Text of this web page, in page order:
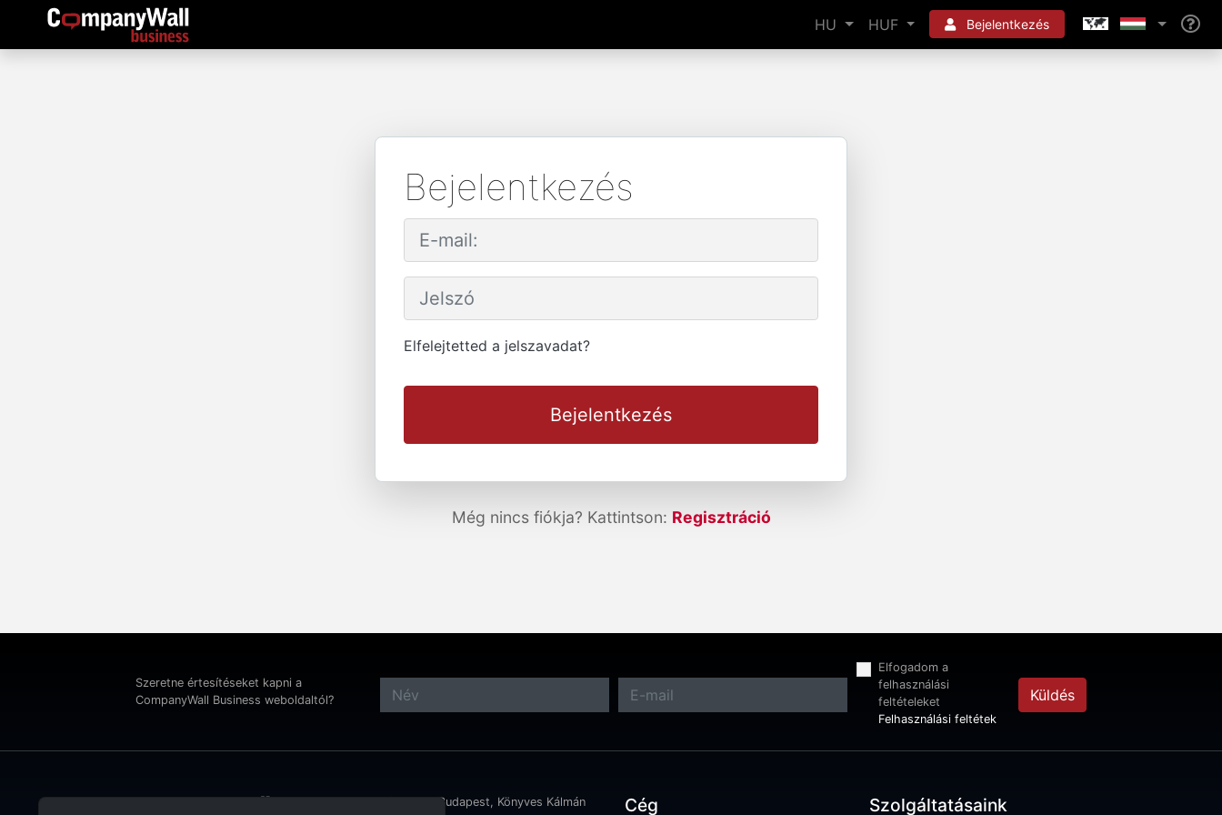
HU HUF Bejelentkezés
Bejelentkezés
Elfelejtetted a jelszavadat?
Bejelentkezés
Még nincs fiókja? Kattintson: Regisztráció
Szeretne értesítéseket kapni a
CompanyWall Business weboldaltól?
Elfogadom a
felhasználási
feltételeket
Felhasználási feltétek
Küldés
Cím: 1097 Budapest, Könyves Kálmán
Cég Szolgáltatásaink